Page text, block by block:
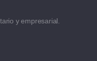
y empresarial.